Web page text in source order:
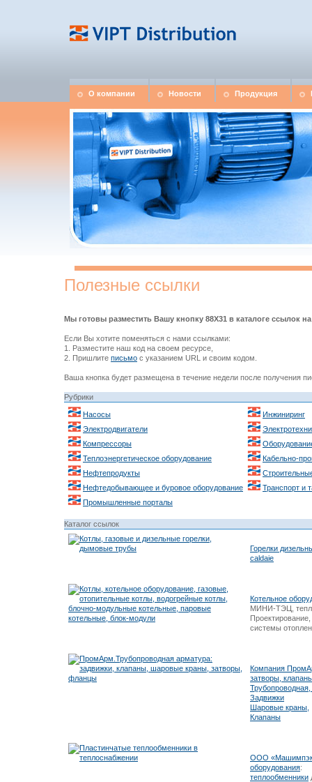
О компании Новости Продукция
Полезные ссылки
Мы готовы разместить Вашу кнопку 88Х31 в каталоге ссылок
Если Вы хотите поменяться с нами ссылками:
1. Разместите наш код на своем ресурсе,
2. Пришлите письмо с указанием URL и своим кодом.
Ваша кнопка будет размещена в течение недели после получения
Рубрики
Насосы
Электродвигатели
Компрессоры
Теплоэнергетическое оборудование
Нефтепродукты
Нефтедобывающее и буровое оборудование
Промышленные порталы
Инжиниринг
Кабельно-
Транспорт и
Каталог ссылок
Горелки
caldaie
Котельное
МИНИ-ТЭЦ,
Проектирование,
системы
Компания
затворы,
Задвижки
Шаровые краны,
Клапаны
ООО
оборудования:
теплообменники